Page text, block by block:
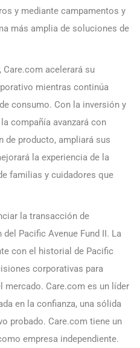
y mediante campamentos y
más amplia de soluciones de
Care.com acelerará su
mientras continúa
consumo. Con la inversión y
compañía avanzará con
de producto, ampliará sus
la experiencia de la
familias y cuidadores que
la transacción de
Pacific Avenue Fund II. La
con el historial de Pacific
corporativas para
mercado. Care.com es un líder
en la confianza, una sólida
probado. Care.com tiene un
empresa independiente.